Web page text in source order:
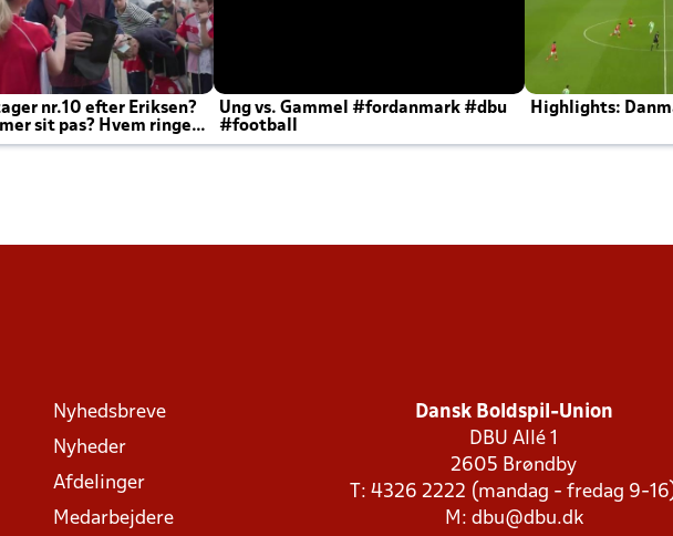
nr.10 efter Eriksen?
sit pas? Hvem ringer
til efter kampe?
Ung vs. Gammel #fordanmark #dbu
#football
Highlights:
Nyhedsbreve
Nyheder
Afdelinger
Medarbejdere
Dansk Boldspil-Union
DBU Allé 1
2605 Brøndby
T: 4326 2222 (mandag - fredag 9-
M: dbu@dbu.dk